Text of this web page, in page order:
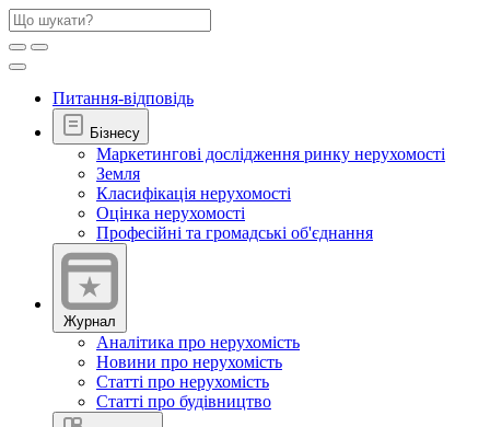
Питання-відповідь
Бізнесу
Маркетингові дослідження ринку нерухомості
Земля
Класифікація нерухомості
Оцінка нерухомості
Професійні та громадські об'єднання
Журнал
Аналітика про нерухомість
Новини про нерухомість
Статті про нерухомість
Статті про будівництво